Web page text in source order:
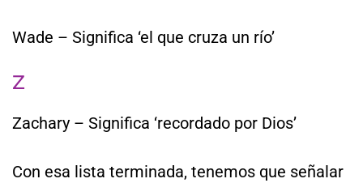
Wade – Significa ‘el que cruza un río’
Z
Zachary – Significa ‘recordado por Dios’
Con esa lista terminada, tenemos que señalar